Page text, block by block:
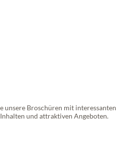
unsere Broschüren mit interessanten
und attraktiven Angeboten.